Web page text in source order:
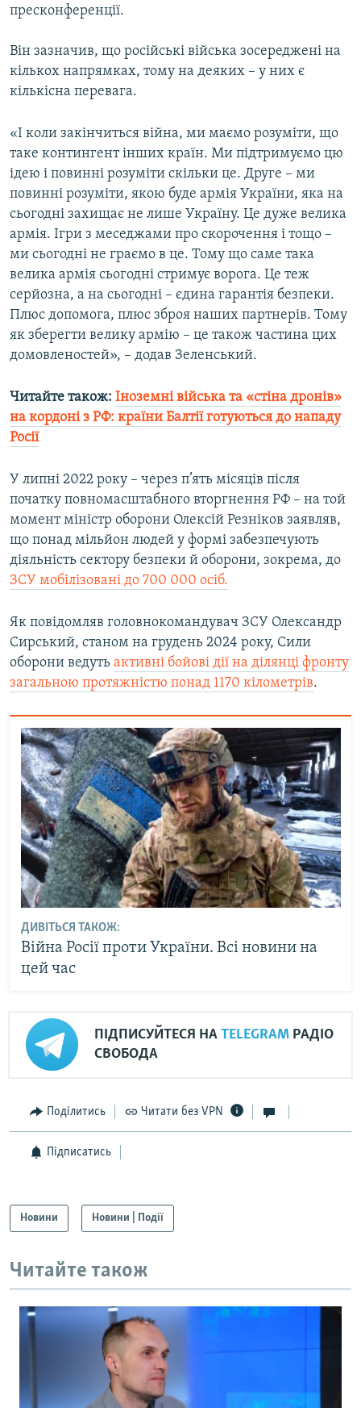
пресконференції.
Він зазначив, що російські війська зосереджені на
кількох напрямках, тому на деяких – у них є
кількісна перевага.
«І коли закінчиться війна, ми маємо розуміти, що
таке контингент інших країн. Ми підтримуємо цю
ідею і повинні розуміти скільки це. Друге – ми
повинні розуміти, якою буде армія України, яка на
сьогодні захищає не лише Україну. Це дуже велика
армія. Ігри з меседжами про скорочення і тощо –
ми сьогодні не граємо в це. Тому що саме така
велика армія сьогодні стримує ворога. Це теж
серйозна, а на сьогодні – єдина гарантія безпеки.
Плюс допомога, плюс зброя наших партнерів. Тому
як зберегти велику армію – це також частина цих
домовленостей», – додав Зеленський.
Читайте також: Іноземні війська та «стіна дронів»
на кордоні з РФ: країни Балтії готуються до нападу
Росії
У липні 2022 року – через п’ять місяців після
початку повномасштабного вторгнення РФ – на той
момент міністр оборони Олексій Резніков заявляв,
що понад мільйон людей у формі забезпечують
діяльність сектору безпеки й оборони, зокрема, до
ЗСУ мобілізовані до 700 000 осіб.
Як повідомляв головнокомандувач ЗСУ Олександр
Сирський, станом на грудень 2024 року, Сили
оборони ведуть активні бойові дії на ділянці фронту
загальною протяжністю понад 1170 кілометрів.
ДИВІТЬСЯ ТАКОЖ:
Війна Росії проти України. Всі новини на
цей час
ПІДПИСУЙТЕСЯ НА TELEGRAM РАДІО
СВОБОДА
Поділитись Читати без VPN
Підписатись
Новини Новини | Події
Читайте також